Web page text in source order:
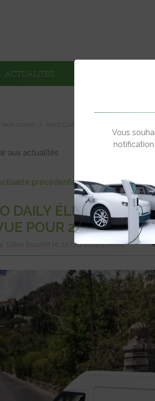
ACTUALITÉS
aux actualités
précédente
DAILY ÉLECTRIQUE :
POUR 2015
Gilles bouillet le 22 Oct 2014 à 00:00
Vous